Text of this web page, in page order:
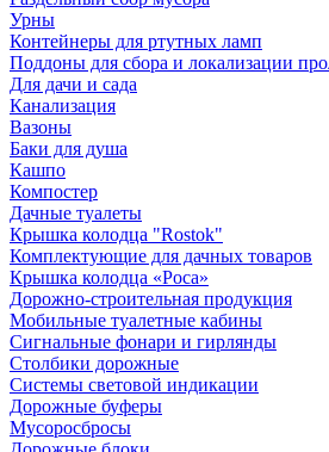
Урны
Контейнеры для ртутных ламп
Поддоны для сбора и локализации
Для дачи и сада
Канализация
Вазоны
Баки для душа
Кашпо
Компостер
Дачные туалеты
Крышка колодца "Rostok"
Комплектующие для дачных товаров
Крышка колодца «Роса»
Дорожно-строительная продукция
Мобильные туалетные кабины
Сигнальные фонари и гирлянды
Столбики дорожные
Системы световой индикации
Дорожные буферы
Мусоросбросы